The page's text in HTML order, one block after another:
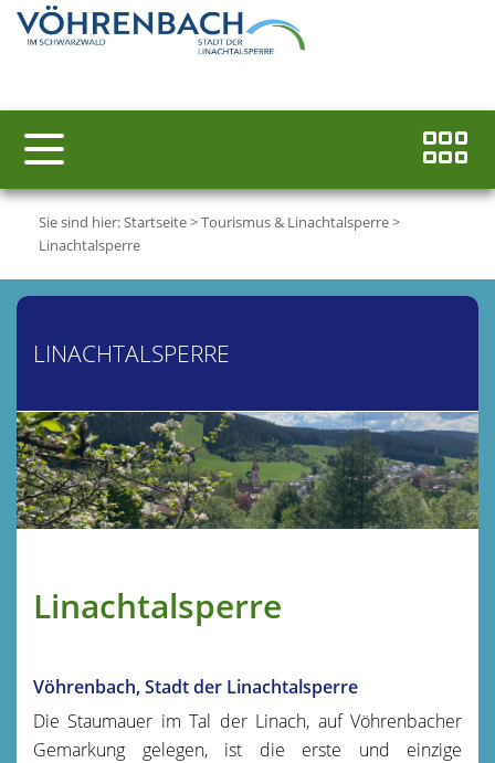
Sie sind hier:Startseite>Tourismus & Linachtalsperre>
Linachtalsperre
LINACHTALSPERRE
Linachtalsperre
Vöhrenbach, Stadt der Linachtalsperre
Die Staumauer im Tal der Linach, auf Vöhrenbacher
Gemarkung gelegen, ist die erste und einzige